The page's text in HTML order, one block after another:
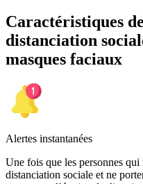
Caractéristiques
distanciation
masques faciaux
Alertes instantanées
Une fois que les personnes
distanciation sociale et ne